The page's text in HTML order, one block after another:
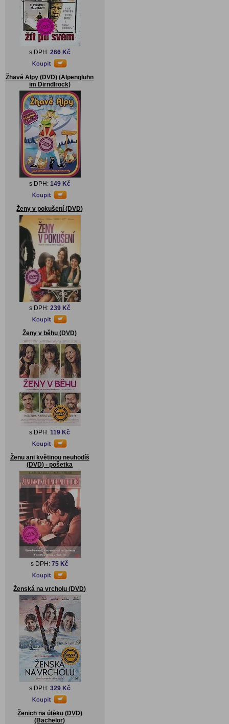
s DPH: 266 Kč
Žhavé Alpy (DVD) (Alpenglühn
im Dirndlrock)
s DPH: 149 Kč
Ženy v pokušení (DVD)
s DPH: 239 Kč
Ženy v běhu (DVD)
s DPH:119 Kč
Ženu ani květinou neuhodíš
(DVD) - pošetka
s DPH:75 Kč
Ženská na vrcholu (DVD)
s DPH: 329 Kč
Ženich na útěku (DVD)
(Bachelor)